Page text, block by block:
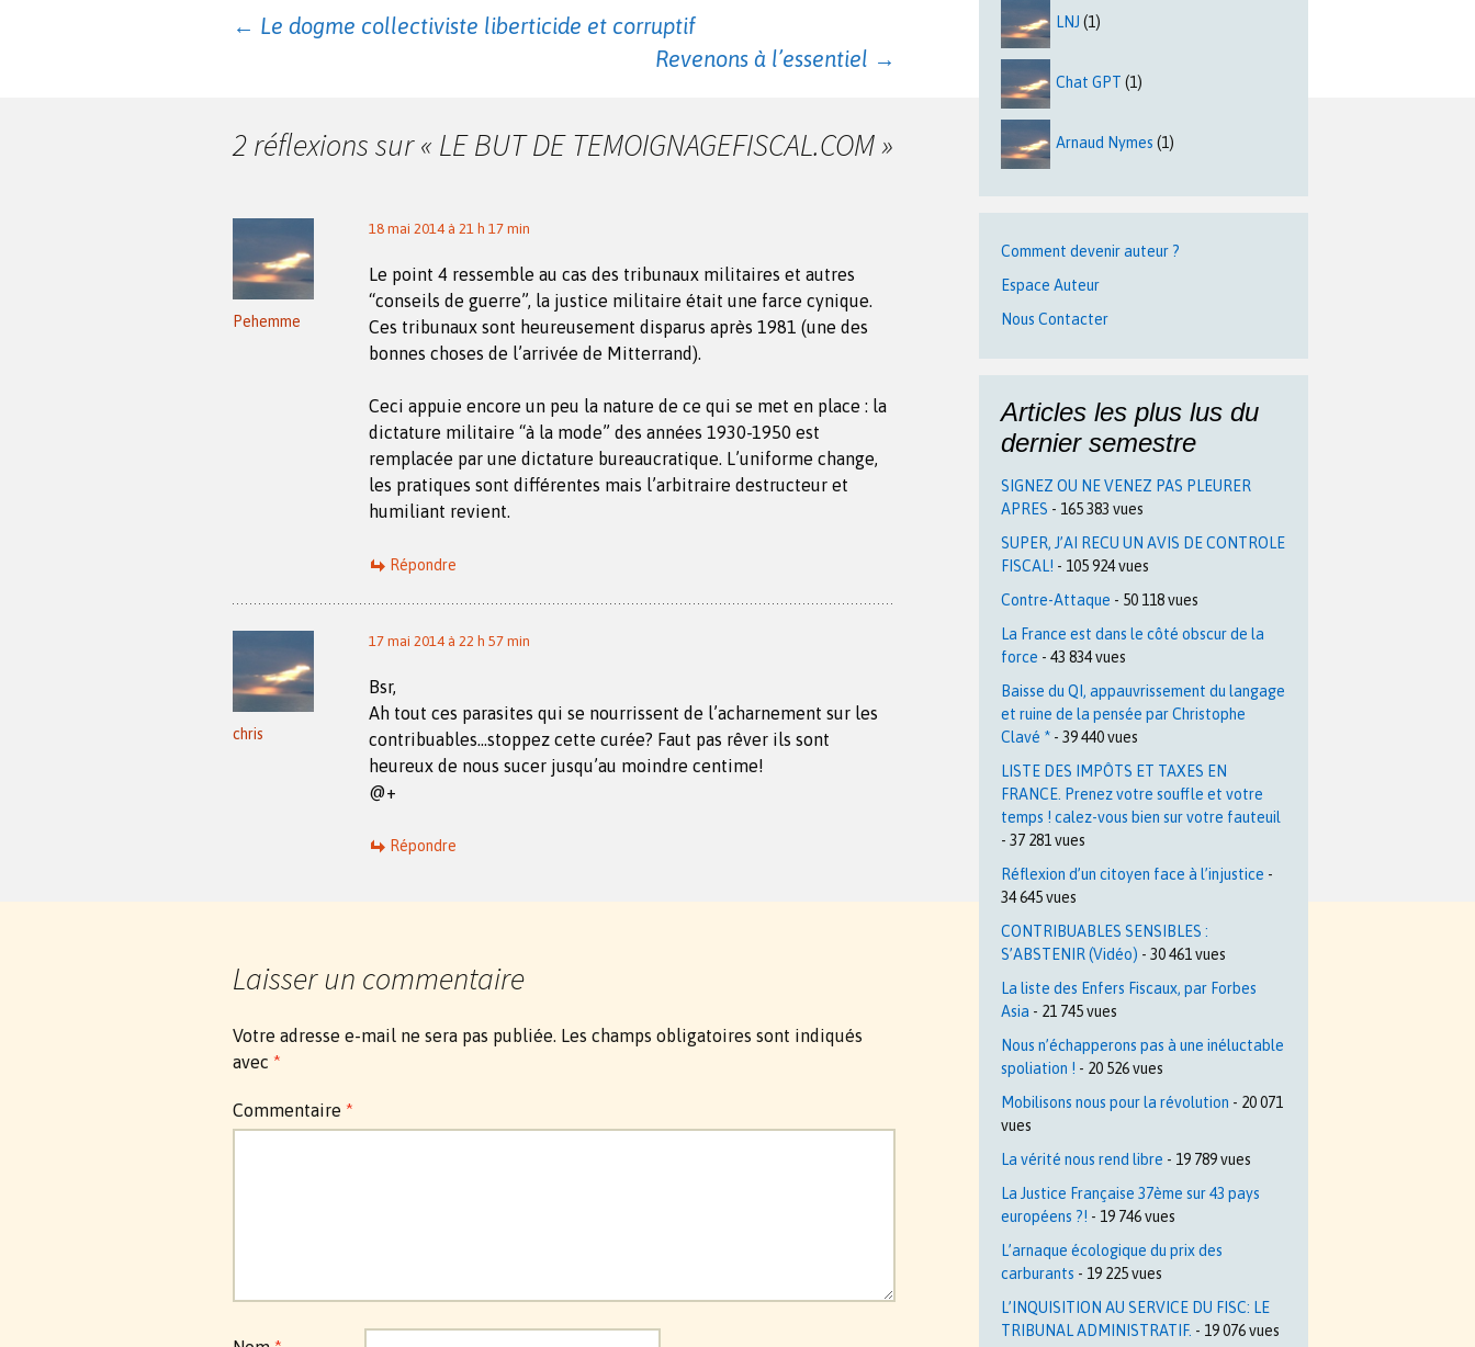
Navigation
← Le dogme collectiviste liberticide et corruptif
Revenons à l’essentiel →
2 réflexions sur « LE BUT DE TEMOIGNAGEFISCAL.COM»
Pehemme
18 mai 2014 à 21 h 17 min
Le point 4 ressemble au cas des tribunaux militaires et autres
“conseils de guerre”, la justice militaire était une farce cynique.
Ces tribunaux sont heureusement disparus après 1981 (une des
bonnes choses de l’arrivée de Mitterrand).
Ceci appuie encore un peu la nature de ce qui se met en place : la
dictature militaire “à la mode” des années 1930-1950 est
remplacée par une dictature bureaucratique. L’uniforme change,
les pratiques sont différentes mais l’arbitraire destructeur et
humiliant revient.
Répondre
chris
17 mai 2014 à 22 h 57 min
Bsr,
Ah tout ces parasites qui se nourrissent de l’acharnement sur les
contribuables…stoppez cette curée? Faut pas rêver ils sont
heureux de nous sucer jusqu’au moindre centime!
@+
Répondre
Laisser un commentaire
Votre adresse e-mail ne sera pas publiée. Les champs obligatoires sont indiqués
avec *
Commentaire *
LNJ (1)
Chat GPT (1)
Arnaud Nymes (1)
Comment devenir auteur ?
Espace Auteur
Nous Contacter
Articles les plus lus du
dernier semestre
SIGNEZ OU NE VENEZ PAS PLEURER
APRES - 165 383 vues
SUPER, J’AI RECU UN AVIS DE CONTROLE
FISCAL! - 105 924 vues
Contre-Attaque - 50 118 vues
La France est dans le côté obscur de la
force - 43 834 vues
Baisse du QI, appauvrissement du langage
et ruine de la pensée par Christophe
Clavé * - 39 440 vues
LISTE DES IMPÔTS ET TAXES EN
FRANCE. Prenez votre souffle et votre
temps ! calez-vous bien sur votre fauteuil
- 37 281 vues
Réflexion d’un citoyen face à l’injustice -
34 645 vues
CONTRIBUABLES SENSIBLES :
S’ABSTENIR (Vidéo) - 30 461 vues
La liste des Enfers Fiscaux, par Forbes
Asia - 21 745 vues
Nous n’échapperons pas à une inéluctable
spoliation ! - 20 526 vues
Mobilisons nous pour la révolution - 20 071
vues
La vérité nous rend libre - 19 789 vues
La Justice Française 37ème sur 43 pays
européens ?! - 19 746 vues
L’arnaque écologique du prix des
carburants - 19 225 vues
L’INQUISITION AU SERVICE DU FISC: LE
TRIBUNAL ADMINISTRATIF. - 19 076 vues